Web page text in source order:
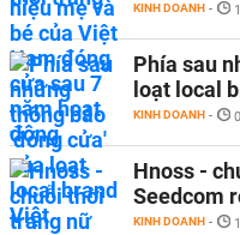
KINH DOANH -
Phía sau
loạt local
KINH DOANH -
Hnoss -
Seedcom
KINH DOANH -